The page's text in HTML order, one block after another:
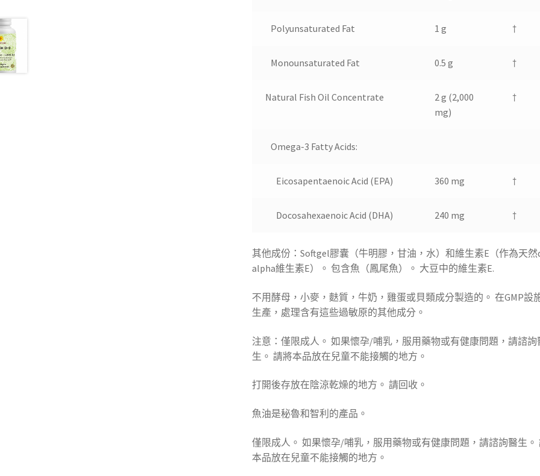
Polyunsaturated Fat 1 g †
Monounsaturated Fat 0.5 g †
Natural Fish Oil Concentrate
2 g (2,000
mg)
†
Omega-3 Fatty Acids:
Eicosapentaenoic Acid (EPA) 360 mg †
Docosahexaenoic Acid (DHA) 240 mg †
其他成份：Softgel膠囊（牛明膠，甘油，水）和維生素E（作為天然
alpha維生素E）。 包含魚（鳳尾魚）。 大豆中的維生素E.
不用酵母，小麥，麩質，牛奶，雞蛋或貝類成分製造的。 在GMP設
生產，處理含有這些過敏原的其他成分。
注意：僅限成人。 如果懷孕/哺乳，服用藥物或有健康問題，請諮詢
生。 請將本品放在兒童不能接觸的地方。
打開後存放在陰涼乾燥的地方。 請回收。
魚油是秘魯和智利的產品。
僅限成人。 如果懷孕/哺乳，服用藥物或有健康問題，請諮詢醫生。
本品放在兒童不能接觸的地方。